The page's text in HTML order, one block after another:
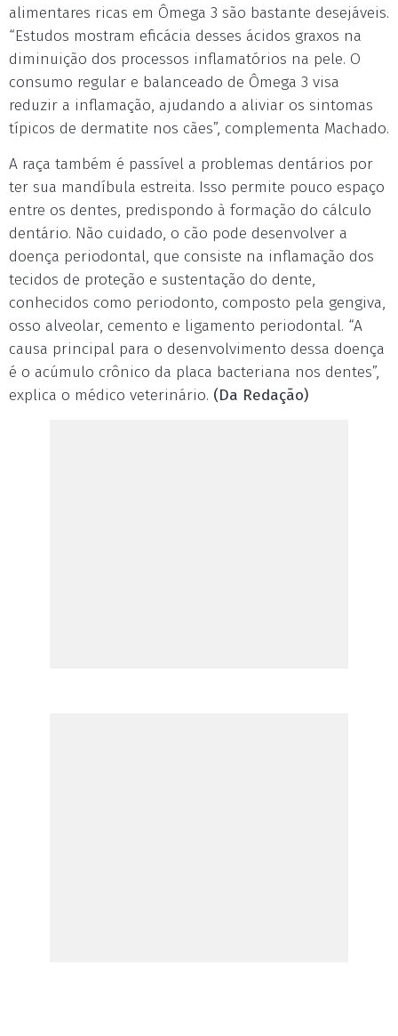
alimentares ricas em Ômega 3 são bastante desejáveis.
“Estudos mostram eficácia desses ácidos graxos na
diminuição dos processos inflamatórios na pele. O
consumo regular e balanceado de Ômega 3 visa
reduzir a inflamação, ajudando a aliviar os sintomas
típicos de dermatite nos cães”, complementa Machado.
A raça também é passível a problemas dentários por
ter sua mandíbula estreita. Isso permite pouco espaço
entre os dentes, predispondo à formação do cálculo
dentário. Não cuidado, o cão pode desenvolver a
doença periodontal, que consiste na inflamação dos
tecidos de proteção e sustentação do dente,
conhecidos como periodonto, composto pela gengiva,
osso alveolar, cemento e ligamento periodontal. “A
causa principal para o desenvolvimento dessa doença
é o acúmulo crônico da placa bacteriana nos dentes”,
explica o médico veterinário. (Da Redação)